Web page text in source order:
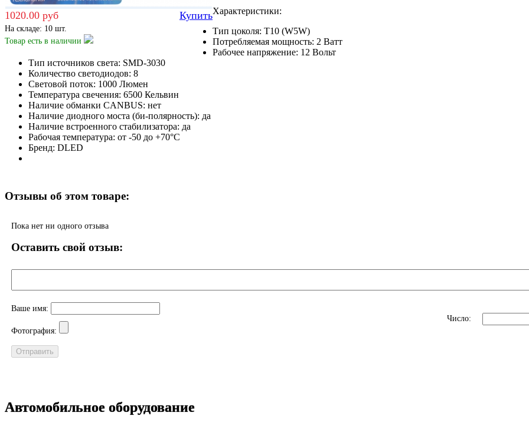
1020.00 руб Купить
На складе: 10 шт.
Товар есть в наличии
Характеристики:
Тип цоколя: Т10 (W5W)
Потребляемая мощность: 2 Ватт
Рабочее напряжение: 12 Вольт
Тип источников света: SMD-3030
Количество светодиодов: 8
Световой поток: 1000 Люмен
Температура свечения: 6500 Кельвин
Наличие обманки CANBUS: нет
Наличие диодного моста (би-полярность): да
Наличие встроенного стабилизатора: да
Рабочая температура: от -50 до +70°С
Бренд: DLED
Отзывы об этом товаре:
Пока нет ни одного отзыва
Оставить свой отзыв:
Ваше имя:
Фотография:
Число:
Автомобильное оборудование